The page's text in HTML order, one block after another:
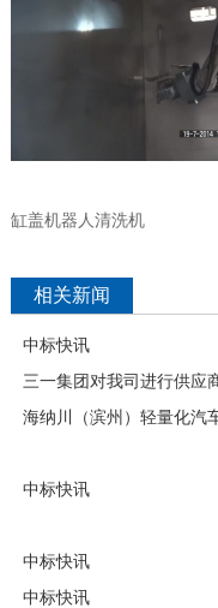
缸盖机器人清洗机
相关新闻
中标快讯
三一集团对我司进行供应
海纳川（滨州）轻量化汽
中标快讯
中标快讯
中标快讯